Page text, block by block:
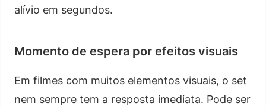
alívio em segundos.
Momento de espera por efeitos visuais
Em filmes com muitos elementos visuais, o set
nem sempre tem a resposta imediata. Pode ser